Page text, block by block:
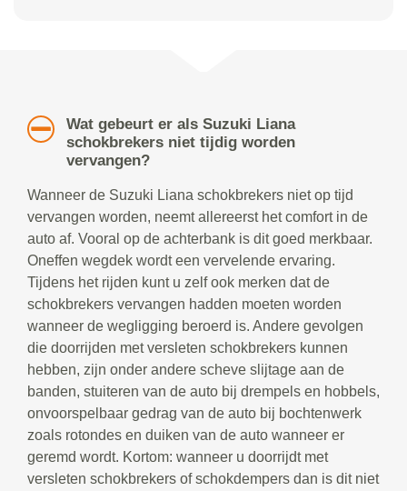
Wat gebeurt er als Suzuki Liana
schokbrekers niet tijdig worden
vervangen?
Wanneer de Suzuki Liana schokbrekers niet op tijd
vervangen worden, neemt allereerst het comfort in de
auto af. Vooral op de achterbank is dit goed merkbaar.
Oneffen wegdek wordt een vervelende ervaring.
Tijdens het rijden kunt u zelf ook merken dat de
schokbrekers vervangen hadden moeten worden
wanneer de wegligging beroerd is. Andere gevolgen
die doorrijden met versleten schokbrekers kunnen
hebben, zijn onder andere scheve slijtage aan de
banden, stuiteren van de auto bij drempels en hobbels,
onvoorspelbaar gedrag van de auto bij bochtenwerk
zoals rotondes en duiken van de auto wanneer er
geremd wordt. Kortom: wanneer u doorrijdt met
versleten schokbrekers of schokdempers dan is dit niet